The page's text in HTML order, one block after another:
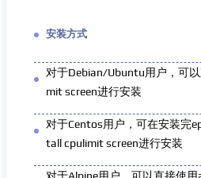
安装方式
对于Debian/Ubuntu用户，可
mit screen进行安装
对于Centos用户，可在安装完
tall cpulimit screen进行安装